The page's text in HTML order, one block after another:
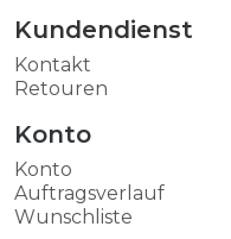
Kundendienst
Kontakt
Retouren
Konto
Konto
Auftragsverlauf
Wunschliste